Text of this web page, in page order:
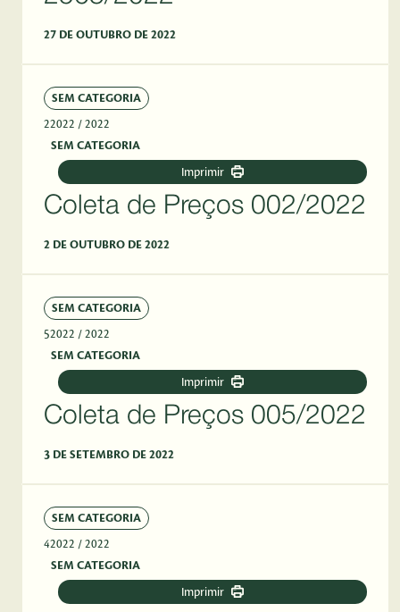
27 DE OUTUBRO DE 2022
SEM CATEGORIA
22022 / 2022
SEM CATEGORIA
Imprimir
Coleta de Preços 002/2022
2 DE OUTUBRO DE 2022
SEM CATEGORIA
52022 / 2022
SEM CATEGORIA
Imprimir
Coleta de Preços 005/2022
3 DE SETEMBRO DE 2022
SEM CATEGORIA
42022 / 2022
SEM CATEGORIA
Imprimir